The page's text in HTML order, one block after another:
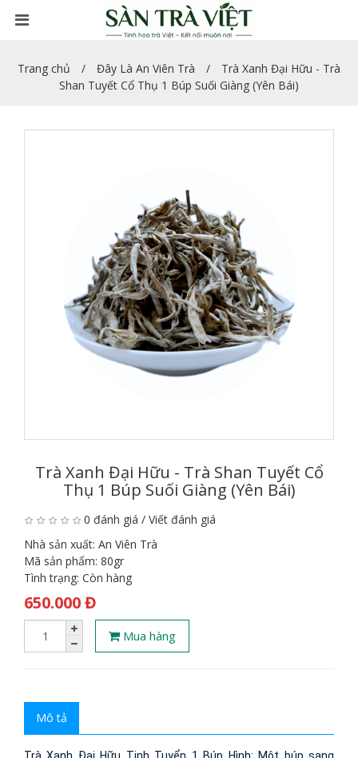
Trang chủ Đây Là An Viên Trà
Trà Xanh Đại Hữu - Trà
Shan Tuyết Cổ Thụ 1 Búp Suối Giàng (Yên Bái)
Trà Xanh Đại Hữu - Trà Shan Tuyết Cổ
Thụ 1 Búp Suối Giàng (Yên Bái)
0 đánh giá / Viết đánh giá
Nhà sản xuất: An Viên Trà
Mã sản phẩm: 80gr
Tình trạng: Còn hàng
650.000 Đ
Mua hàng
Mô tả